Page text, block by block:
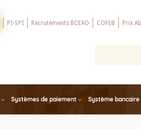
PI-SPI Recrutements BCEAO COFEB Prix
Systèmes de paiement Système